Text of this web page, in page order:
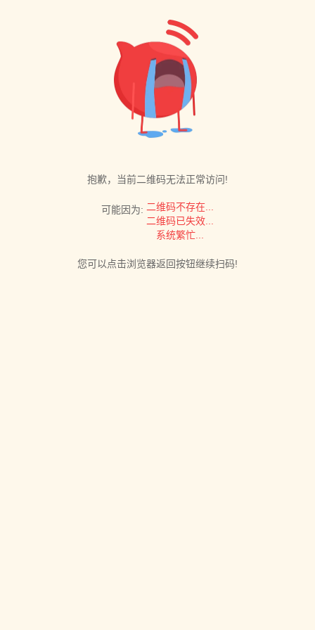
抱歉，当前二维码无法正常访问!
可能因为: 二维码不存在...
二维码已失效...
系统繁忙...
您可以点击浏览器返回按钮继续扫码!